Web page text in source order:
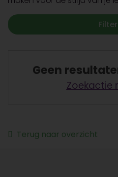
Geen
Zoekactie
Terug naar overzicht